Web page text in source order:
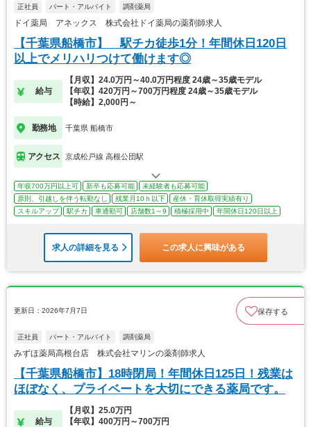
正社員 パート・アルバイト 調剤薬局
ドイ薬局 アネックス 株式会社ドイ薬局の薬剤師求人
【千葉県船橋市】 駅チカ徒歩1分！年間休日120日
以上でメリハリつけて働けます◎
給与
【月収】24.0万円～40.0万円程度 24歳～35歳モデル
【年収】420万円～700万円程度 24歳～35歳モデル
【時給】2,000円～
勤務地 千葉県 船橋市
アクセス 京成松戸線 高根公団駅
年収700万円以上可 新卒も応募可能
未経験者も応募可能
原則、引越しを伴う転勤なし
残業月10ｈ以下
産休・育休取得実績有り
スキルアップ
駅チカ 車通勤可 店舗数1～9 積極採用中 年間休日120日以上
求人の詳細を見る この求人に興味がある
更新日：2026年7月7日 保存する
正社員 パート・アルバイト 調剤薬局
みずほ薬局高根台店 株式会社マリンの薬剤師求人
【千葉県船橋市】18時閉局！年間休日125日！残業は
ほぼなく、プライベートを大切にできる薬局です。
給与
【月収】25.0万円
【年収】400万円～700万円